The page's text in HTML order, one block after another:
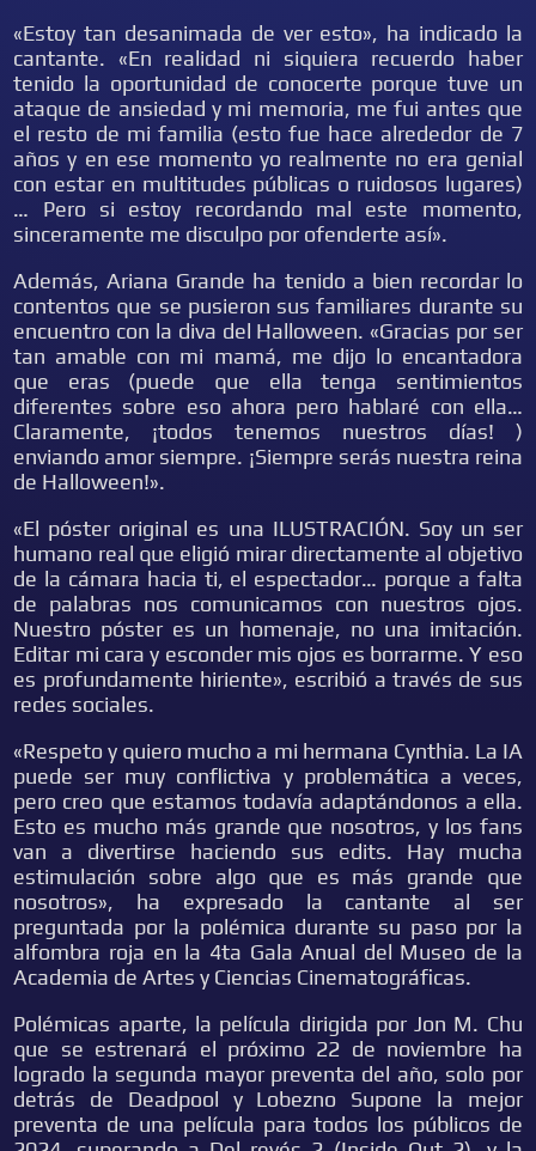
«Estoy tan desanimada de ver esto», ha indicado la
cantante. «En realidad ni siquiera recuerdo haber
tenido la oportunidad de conocerte porque tuve un
ataque de ansiedad y mi memoria, me fui antes que
el resto de mi familia (esto fue hace alrededor de 7
años y en ese momento yo realmente no era genial
con estar en multitudes públicas o ruidosos lugares)
… Pero si estoy recordando mal este momento,
sinceramente me disculpo por ofenderte así».
Además, Ariana Grande ha tenido a bien recordar lo
contentos que se pusieron sus familiares durante su
encuentro con la diva del Halloween. «Gracias por ser
tan amable con mi mamá, me dijo lo encantadora
que eras (puede que ella tenga sentimientos
diferentes sobre eso ahora pero hablaré con ella…
Claramente, ¡todos tenemos nuestros días! )
enviando amor siempre. ¡Siempre serás nuestra reina
de Halloween!».
«El póster original es una ILUSTRACIÓN. Soy un ser
humano real que eligió mirar directamente al objetivo
de la cámara hacia ti, el espectador… porque a falta
de palabras nos comunicamos con nuestros ojos.
Nuestro póster es un homenaje, no una imitación.
Editar mi cara y esconder mis ojos es borrarme. Y eso
es profundamente hiriente», escribió a través de sus
redes sociales.
«Respeto y quiero mucho a mi hermana Cynthia. La IA
puede ser muy conflictiva y problemática a veces,
pero creo que estamos todavía adaptándonos a ella.
Esto es mucho más grande que nosotros, y los fans
van a divertirse haciendo sus edits. Hay mucha
estimulación sobre algo que es más grande que
nosotros», ha expresado la cantante al ser
preguntada por la polémica durante su paso por la
alfombra roja en la 4ta Gala Anual del Museo de la
Academia de Artes y Ciencias Cinematográficas.
Polémicas aparte, la película dirigida por Jon M. Chu
que se estrenará el próximo 22 de noviembre ha
logrado la segunda mayor preventa del año, solo por
detrás de Deadpool y Lobezno Supone la mejor
preventa de una película para todos los públicos de